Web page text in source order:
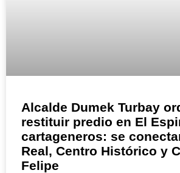
Alcalde Dumek Turbay
restituir predio en El
cartageneros: se
Real, Centro Histórico y
Felipe